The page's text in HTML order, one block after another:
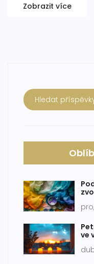
zajímavostmi a
Zobrazit více
ve